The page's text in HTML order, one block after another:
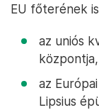
EU főterének
az uniós
az
Lipsius